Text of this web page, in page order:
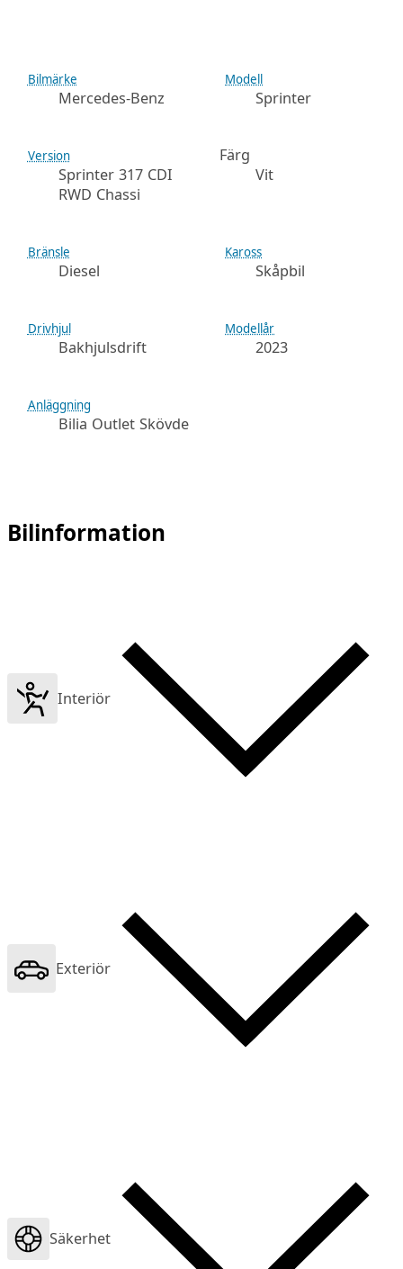
Bilmärke
Mercedes-Benz
Modell
Sprinter
Version
Sprinter 317 CDI
RWD Chassi
Färg
Vit
Bränsle
Diesel
Kaross
Skåpbil
Drivhjul
Bakhjulsdrift
Modellår
2023
Anläggning
Bilia Outlet Skövde
Bilinformation
Interiör
Exteriör
Säkerhet